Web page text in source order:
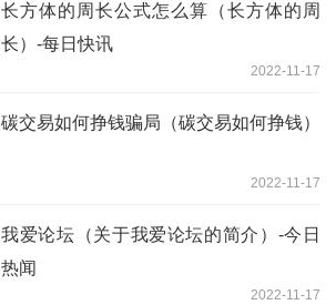
长方体的周长公式怎么算（长方体的周
长）-每日快讯
2022-11-17
碳交易如何挣钱骗局（碳交易如何挣钱）
2022-11-17
我爱论坛（关于我爱论坛的简介）-今日
热闻
2022-11-17